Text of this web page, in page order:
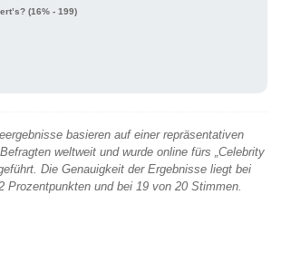
(16% - 199)
basieren auf einer repräsentativen
weltweit und wurde online fürs „Celebrity
Die Genauigkeit der Ergebnisse liegt bei
Prozentpunkten und bei 19 von 20 Stimmen.